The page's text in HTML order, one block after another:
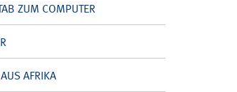
ZUM COMPUTER
AFRIKA